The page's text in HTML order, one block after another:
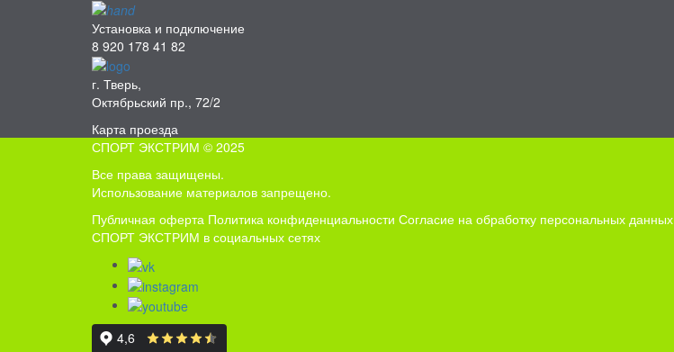
Установка и подключение
8 920 178 41 82
г. Тверь,
Октябрьский пр., 72/2
Карта проезда
СПОРТ ЭКСТРИМ © 2025
Все права защищены.
Использование материалов запрещено.
Публичная оферта Политика конфиденциальности Согласие на обработку персональных данных
СПОРТ ЭКСТРИМ в социальных сетях